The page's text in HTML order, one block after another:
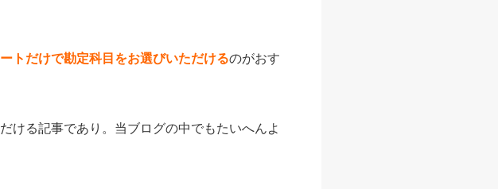
トだけで勘定科目をお選びいただけるのがおす
ける記事であり。当ブログの中でもたいへんよ